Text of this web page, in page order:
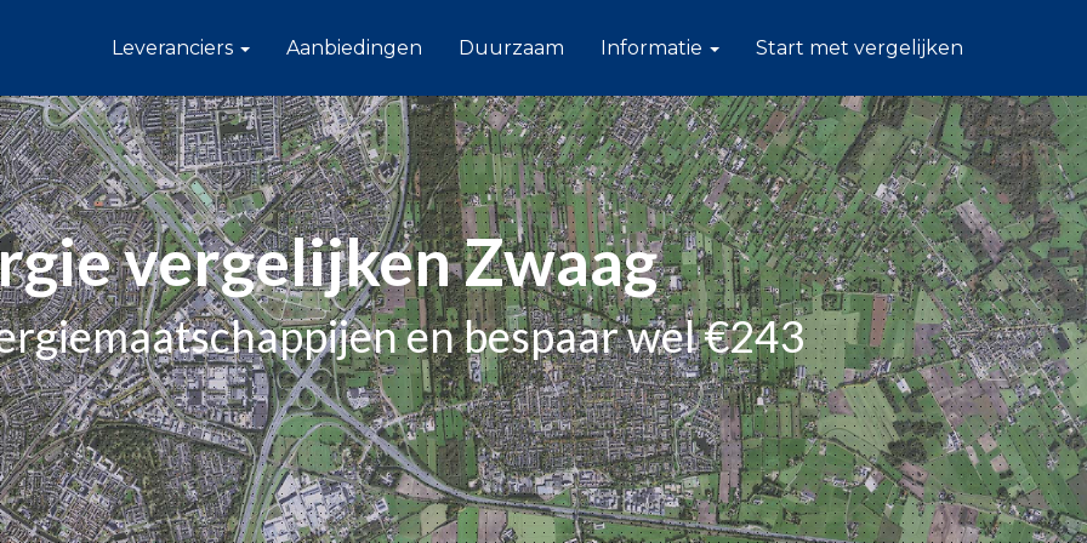
Leveranciers Aanbiedingen Duurzaam Informatie Start met vergelijken
vergelijken Zwaag
en bespaar wel €243